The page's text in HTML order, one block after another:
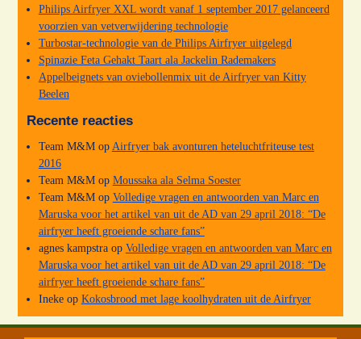
Philips Airfryer XXL wordt vanaf 1 september 2017 gelanceerd
voorzien van vetverwijdering technologie
Turbostar-technologie van de Philips Airfryer uitgelegd
Spinazie Feta Gehakt Taart ala Jackelin Rademakers
Appelbeignets van oviebollenmix uit de Airfryer van Kitty
Beelen
Recente reacties
Team M&Mop Airfryer bak avonturen heteluchtfriteuse test
2016
Team M&Mop Moussaka ala Selma Soester
Team M&Mop Volledige vragen en antwoorden van Marc en
Maruska voor het artikel van uit de AD van 29 april 2018: “De
airfryer heeft groeiende schare fans”
agnes kampstraop Volledige vragen en antwoorden van Marc en
Maruska voor het artikel van uit de AD van 29 april 2018: “De
airfryer heeft groeiende schare fans”
Inekeop Kokosbrood met lage koolhydraten uit de Airfryer